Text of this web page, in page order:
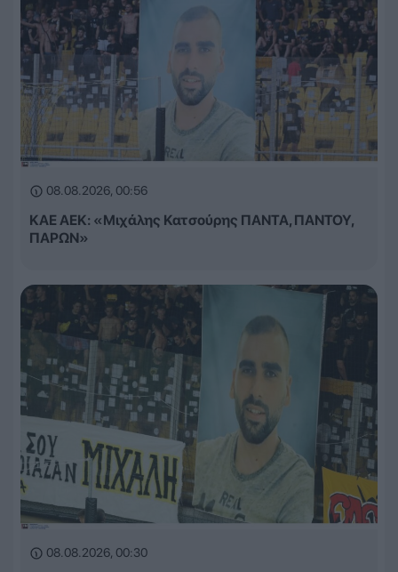
08.08.2026, 00:56
ΚΑΕ ΑΕΚ: «Μιχάλης Κατσούρης ΠΑΝΤΑ, ΠΑΝΤΟΥ,
ΠΑΡΩΝ»
08.08.2026, 00:30